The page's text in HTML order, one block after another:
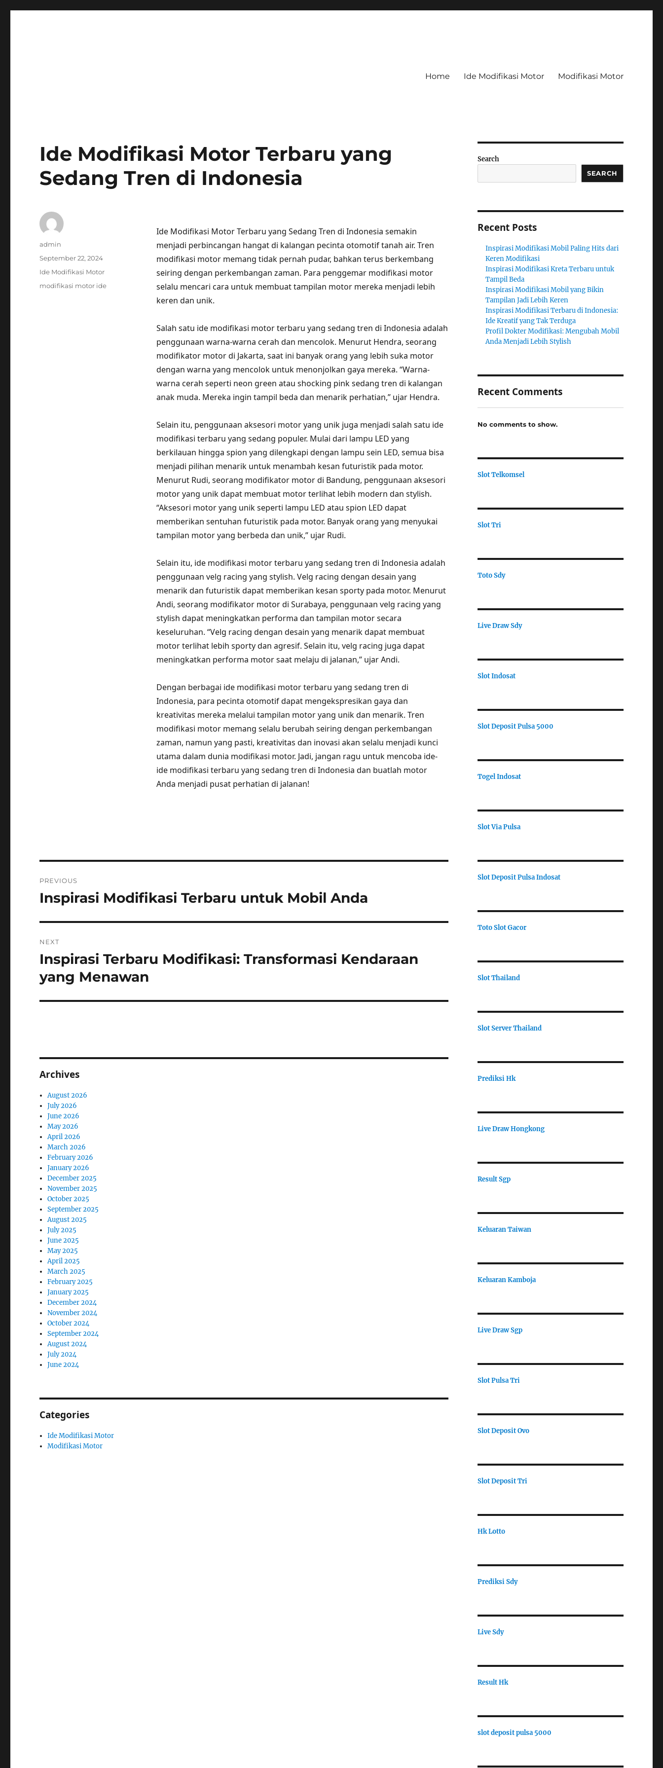
Home Ide Modifikasi Motor Modifikasi Motor
Ide Modifikasi Motor Terbaru yang
Sedang Tren di Indonesia
Ide Modifikasi Motor Terbaru yang Sedang Tren di Indonesia semakin
menjadi perbincangan hangat di kalangan pecinta otomotif tanah air. Tren
modifikasi motor memang tidak pernah pudar, bahkan terus berkembang
seiring dengan perkembangan zaman. Para penggemar modifikasi motor
selalu mencari cara untuk membuat tampilan motor mereka menjadi lebih
keren dan unik.
Salah satu ide modifikasi motor terbaru yang sedang tren di Indonesia adalah
penggunaan warna-warna cerah dan mencolok. Menurut Hendra, seorang
modifikator motor di Jakarta, saat ini banyak orang yang lebih suka motor
dengan warna yang mencolok untuk menonjolkan gaya mereka. “Warna-
warna cerah seperti neon green atau shocking pink sedang tren di kalangan
anak muda. Mereka ingin tampil beda dan menarik perhatian,” ujar Hendra.
Selain itu, penggunaan aksesori motor yang unik juga menjadi salah satu ide
modifikasi terbaru yang sedang populer. Mulai dari lampu LED yang
berkilauan hingga spion yang dilengkapi dengan lampu sein LED, semua bisa
menjadi pilihan menarik untuk menambah kesan futuristik pada motor.
Menurut Rudi, seorang modifikator motor di Bandung, penggunaan aksesori
motor yang unik dapat membuat motor terlihat lebih modern dan stylish.
“Aksesori motor yang unik seperti lampu LED atau spion LED dapat
memberikan sentuhan futuristik pada motor. Banyak orang yang menyukai
tampilan motor yang berbeda dan unik,” ujar Rudi.
Selain itu, ide modifikasi motor terbaru yang sedang tren di Indonesia adalah
penggunaan velg racing yang stylish. Velg racing dengan desain yang
menarik dan futuristik dapat memberikan kesan sporty pada motor. Menurut
Andi, seorang modifikator motor di Surabaya, penggunaan velg racing yang
stylish dapat meningkatkan performa dan tampilan motor secara
keseluruhan. “Velg racing dengan desain yang menarik dapat membuat
motor terlihat lebih sporty dan agresif. Selain itu, velg racing juga dapat
meningkatkan performa motor saat melaju di jalanan,” ujar Andi.
Dengan berbagai ide modifikasi motor terbaru yang sedang tren di
Indonesia, para pecinta otomotif dapat mengekspresikan gaya dan
kreativitas mereka melalui tampilan motor yang unik dan menarik. Tren
modifikasi motor memang selalu berubah seiring dengan perkembangan
zaman, namun yang pasti, kreativitas dan inovasi akan selalu menjadi kunci
utama dalam dunia modifikasi motor. Jadi, jangan ragu untuk mencoba ide-
ide modifikasi terbaru yang sedang tren di Indonesia dan buatlah motor
Anda menjadi pusat perhatian di jalanan!
Author
admin
Posted
on
September 22, 2024
Categories
Ide Modifikasi Motor
Tags
modifikasi motor ide
navigation
PREVIOUS
Previous
Inspirasi Modifikasi Terbaru untuk Mobil Anda
NEXT
Next
Inspirasi Terbaru Modifikasi: Transformasi Kendaraan
yang Menawan
Archives
August 2026
July 2026
June 2026
May 2026
April 2026
March 2026
February 2026
January 2026
December 2025
November 2025
October 2025
September 2025
August 2025
July 2025
June 2025
May 2025
April 2025
March 2025
February 2025
January 2025
December 2024
November 2024
October 2024
September 2024
August 2024
July 2024
June 2024
Categories
Ide Modifikasi Motor
Modifikasi Motor
Search
SEARCH
Recent Posts
Inspirasi Modifikasi Mobil Paling Hits dari
Keren Modifikasi
Inspirasi Modifikasi Kreta Terbaru untuk
Tampil Beda
Inspirasi Modifikasi Mobil yang Bikin
Tampilan Jadi Lebih Keren
Inspirasi Modifikasi Terbaru di Indonesia:
Ide Kreatif yang Tak Terduga
Profil Dokter Modifikasi: Mengubah Mobil
Anda Menjadi Lebih Stylish
Recent Comments
No comments to show.
Slot Telkomsel
Slot Tri
Toto Sdy
Live Draw Sdy
Slot Indosat
Slot Deposit Pulsa 5000
Togel Indosat
Slot Via Pulsa
Slot Deposit Pulsa Indosat
Toto Slot Gacor
Slot Thailand
Slot Server Thailand
Prediksi Hk
Live Draw Hongkong
Result Sgp
Keluaran Taiwan
Keluaran Kamboja
Live Draw Sgp
Slot Pulsa Tri
Slot Deposit Ovo
Slot Deposit Tri
Hk Lotto
Prediksi Sdy
Live Sdy
Result Hk
slot deposit pulsa 5000